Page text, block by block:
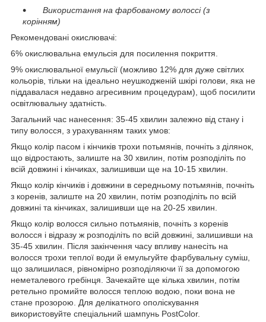
Використання на фарбованому волоссі (з
корінням)
Рекомендовані окислювачі:
6% окислювальна емульсія для посилення покриття.
9% окислювальної емульсії (можливо 12% для дуже світлих
кольорів, тільки на ідеально неушкодженій шкірі голови, яка не
піддавалася недавно агресивним процедурам), щоб посилити
освітлювальну здатність.
Загальний час нанесення: 35-45 хвилин залежно від стану і
типу волосся, з урахуванням таких умов:
Якщо колір пасом і кінчиків трохи потьмянів, почніть з ділянок,
що відростають, залиште на 30 хвилин, потім розподіліть по
всій довжині і кінчиках, залишивши ще на 10-15 хвилин.
Якщо колір кінчиків і довжини в середньому потьмянів, почніть
з коренів, залиште на 20 хвилин, потім розподіліть по всій
довжині та кінчиках, залишивши ще на 20-25 хвилин.
Якщо колір волосся сильно потьмянів, почніть з коренів
волосся і відразу ж розподіліть по всій довжині, залишивши на
35-45 хвилин. Після закінчення часу впливу нанесіть на
волосся трохи теплої води й емульгуйте фарбувальну суміш,
що залишилася, рівномірно розподіляючи її за допомогою
неметалевого гребінця. Зачекайте ще кілька хвилин, потім
ретельно промийте волосся теплою водою, поки вона не
стане прозорою. Для делікатного ополіскування
використовуйте спеціальний шампунь PostColor.